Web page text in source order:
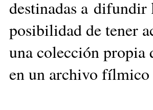
destinadas a
posibilidad de tener
una colección
en un archivo